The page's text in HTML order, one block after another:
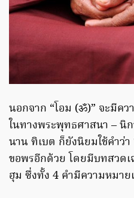
นอกจาก “โอม (ॐ)” จะมีค
ในทางพระพุทธศาสนา –
นาน ทิเบต ก็ยังนิยมใช้คำว่า
ขอพรอีกด้วย โดยมีบทสวด
ฮุม ซึ่งทั้ง 4 คำมีความหมา